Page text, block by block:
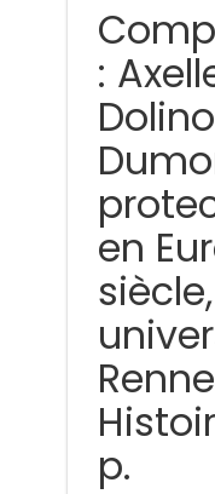
:
en
p.